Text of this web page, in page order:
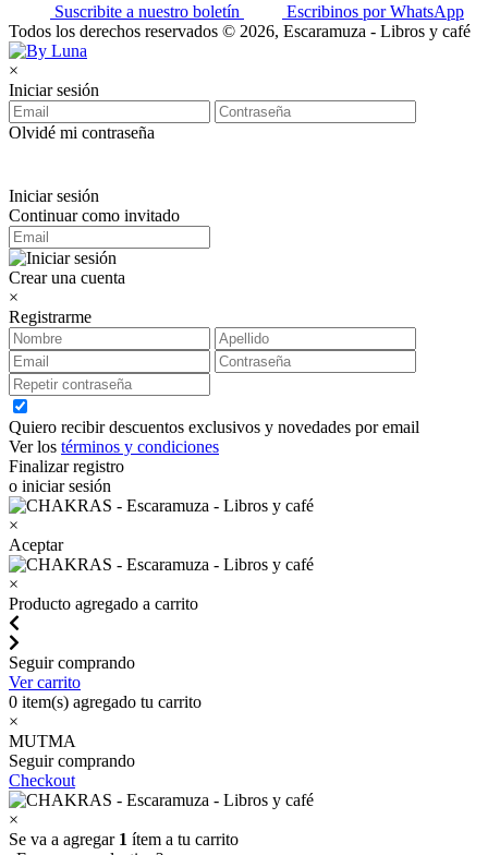
Suscribite a nuestro boletín
Escribinos por WhatsApp
Todos los derechos reservados © 2026, Escaramuza - Libros y café
×
Iniciar sesión
Olvidé mi contraseña
Iniciar sesión
Continuar como invitado
Crear una cuenta
×
Registrarme
Quiero recibir descuentos exclusivos y novedades por email
Ver los términos y condiciones
Finalizar registro
o iniciar sesión
×
Aceptar
×
Producto agregado a carrito
Seguir comprando
Ver carrito
0 item(s) agregado tu carrito
×
MUTMA
Seguir comprando
Checkout
×
Se va a agregar 1 ítem a tu carrito